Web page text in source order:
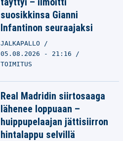
suosikkinsa Gianni
Infantinon seuraajaksi
JALKAPALLO
05.08.2026 - 21:16
TOIMITUS
Real Madridin siirtosaaga
lähenee loppuaan –
huippupelaajan jättisiirron
hintalappu selvillä